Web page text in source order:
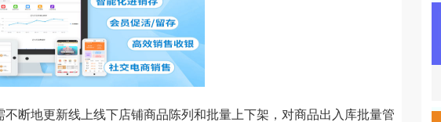
地更新线上线下店铺商品陈列和批量上下架，对商品出入库批量管